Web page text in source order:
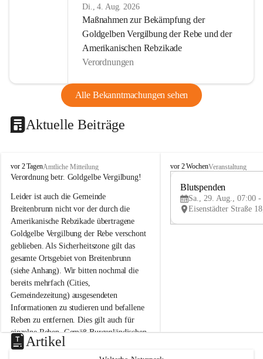
Di., 4. Aug. 2026
Maßnahmen zur Bekämpfung der
Goldgelben Vergilbung der Rebe und der
Amerikanischen Rebzikade
Verordnungen
Alle Bekanntmachungen sehen
Aktuelle Beiträge
B
r
i
t
e
n
b
r
u
n
n
a
m
N
e
u
s
vor 2 TagenAmtliche Mitteilung
Verordnung betr. Goldgelbe Vergilbung!
Leider ist auch die Gemeinde
Breitenbrunn nicht vor der durch die
Amerikanische Rebzikade übertragene
Goldgelbe Vergilbung der Rebe verschont
geblieben. Als Sicherheitszone gilt das
gesamte Ortsgebiet von Breitenbrunn
(siehe Anhang). Wir bitten nochmal die
bereits mehrfach (Cities,
Gemeindezeitung) ausgesendeten
Informationen zu studieren und befallene
Reben zu entfernen. Dies gilt auch für
einzelne Reben. Gemäß Burgenländischen
Weinbaugesetz sind nicht gepflegte oder
unzulässige Weingärten zu roden! Bitte
B
e
u
vor 2 WochenVeranstaltung
Blutspenden
Sa., 29. Aug., 07:00 -
Artikel